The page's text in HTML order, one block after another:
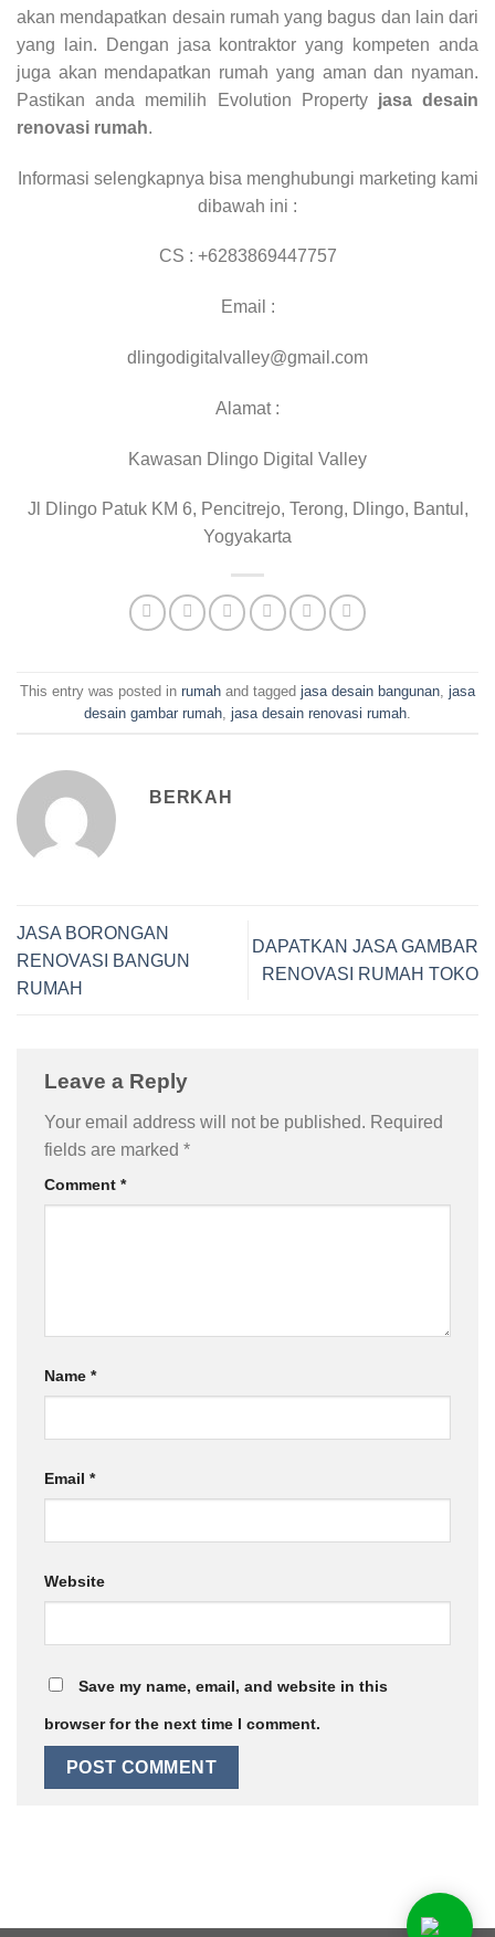
akan mendapatkan desain rumah yang bagus dan lain dari
yang lain. Dengan jasa kontraktor yang kompeten anda
juga akan mendapatkan rumah yang aman dan nyaman.
Pastikan anda memilih Evolution Property jasa desain
renovasi rumah.
Informasi selengkapnya bisa menghubungi marketing kami
dibawah ini :
CS : +6283869447757
Email :
dlingodigitalvalley@gmail.com
Alamat :
Kawasan Dlingo Digital Valley
Jl Dlingo Patuk KM 6, Pencitrejo, Terong, Dlingo, Bantul,
Yogyakarta
This entry was posted in rumah and tagged jasa desain bangunan jasa
desain gambar rumah jasa desain renovasi rumah
BERKAH
JASA BORONGAN
RENOVASI BANGUN
RUMAH
DAPATKAN JASA GAMBAR
RENOVASI RUMAH TOKO
Leave a Reply
Your email address will not be published. Required
fields are marked *
Comment *
Name *
Email *
Website
Save my name, email, and website in this
browser for the next time I comment.